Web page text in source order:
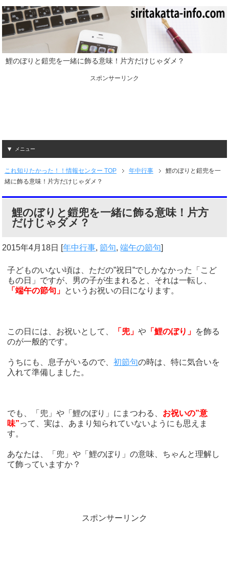
鯉のぼりと鎧兜を一緒に飾る意味！片方だけじゃダメ？
スポンサーリンク
メニュー
これ知りたかった！！情報センター TOP 年中行事
鯉のぼりと鎧兜を一
緒に飾る意味！片方だけじゃダメ？
鯉のぼりと鎧兜を一緒に飾る意味！片方
だけじゃダメ？
2015年4月18日 [年中行事,節句,端午の節句]
子どものいない頃は、ただの”祝日”でしかなかった「こど
もの日」ですが、男の子が生まれると、それは一転し、
「端午の節句」 というお祝いの日になります。
この日には、お祝いとして、 「兜」や 「鯉のぼり」 を飾る
のが一般的です。
うちにも、息子がいるので、初節句の時は、特に気合いを
入れて準備しました。
でも、「兜」や「鯉のぼり」にまつわる、 お祝いの”意
味”って、実は、あまり知られていないようにも思えま
す。
あなたは、「兜」や「鯉のぼり」の意味、ちゃんと理解し
て飾っていますか？
スポンサーリンク